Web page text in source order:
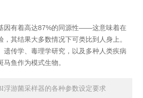
有着高达87%的同源性——这意味着在
其结果大多数情况下可类比到人身上。
遗传学、毒理学研究，以及多种人类疾病
鱼作为模式生物。
浮游菌采样器的各种参数设定要求